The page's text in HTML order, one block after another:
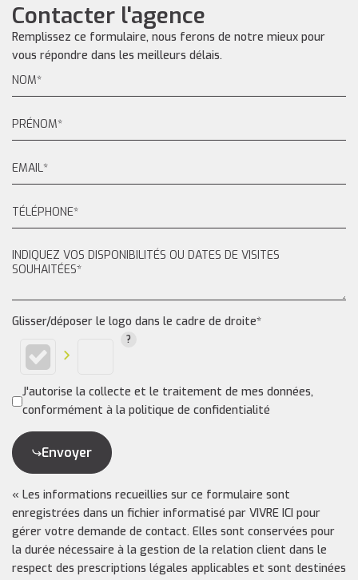
Contacter l'agence
Remplissez ce formulaire, nous ferons de notre mieux pour
vous répondre dans les meilleurs délais.
Glisser/déposer le logo dans le cadre de droite*
J'autorise la collecte et le traitement de mes données,
conformément à la politique de confidentialité
Envoyer
« Les informations recueillies sur ce formulaire sont
enregistrées dans un fichier informatisé par VIVRE ICI pour
gérer votre demande de contact. Elles sont conservées pour
la durée nécessaire à la gestion de la relation client dans le
respect des prescriptions légales applicables et sont destinées